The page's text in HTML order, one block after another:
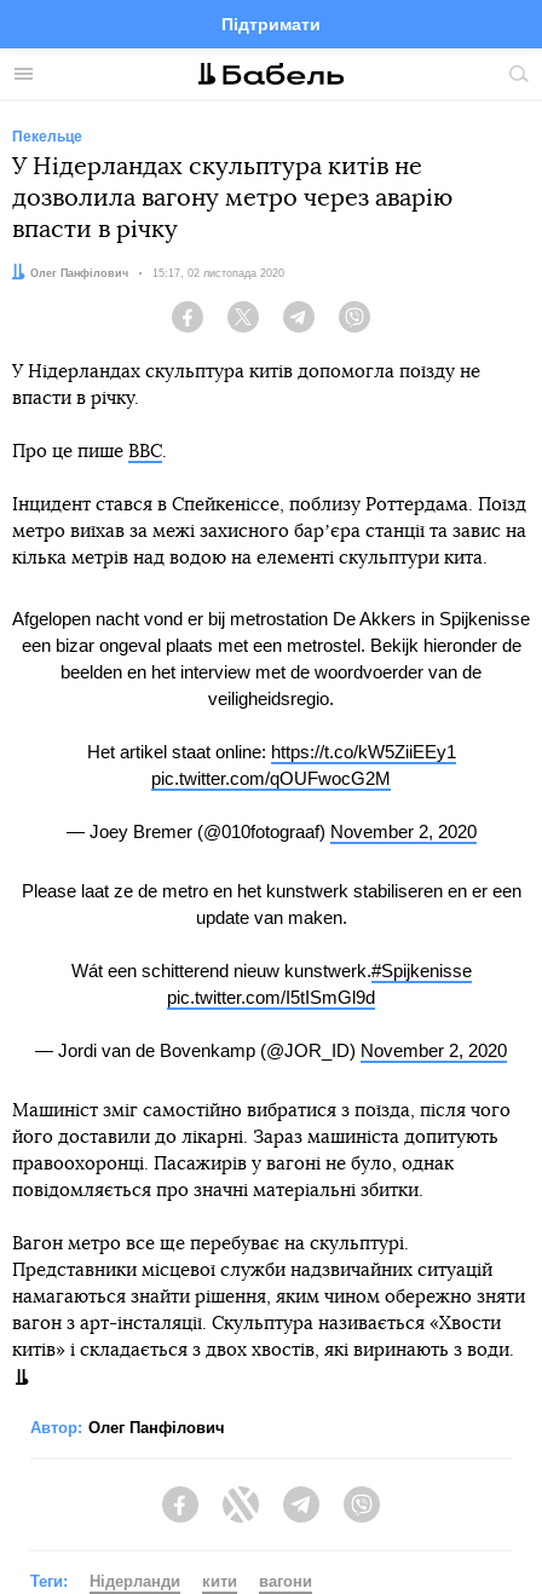
Меню
Підтримати
FacebookTelegramTwitter
Пекельце
У Нідерландах скульптура китів не
дозволила вагону метро через аварію
впасти в річку
Автор:
Олег Панфілович Дата:
15:17, 02 листопада 2020
Facebook Twitter Telegram
У Нідерландах скульптура китів допомогла поїзду не
впасти в річку.
Про це пише BBC.
Інцидент стався в Спейкеніссе, поблизу Роттердама. Поїзд
метро виїхав за межі захисного барʼєра станції та завис на
кілька метрів над водою на елементі скульптури кита.
Afgelopen nacht vond er bij metrostation De Akkers in Spijkenisse
een bizar ongeval plaats met een metrostel. Bekijk hieronder de
beelden en het interview met de woordvoerder van de
veiligheidsregio.
Het artikel staat online: https://t.co/kW5ZiiEEy1
pic.twitter.com/qOUFwocG2M
— Joey Bremer (@010fotograaf) November 2, 2020
Please laat ze de metro en het kunstwerk stabiliseren en er een
update van maken.
Wát een schitterend nieuw kunstwerk.#Spijkenisse
pic.twitter.com/I5tISmGl9d
— Jordi van de Bovenkamp (@JOR_ID) November 2, 2020
Машиніст зміг самостійно вибратися з поїзда, після чого
його доставили до лікарні. Зараз машиніста допитують
правоохоронці. Пасажирів у вагоні не було, однак
повідомляється про значні матеріальні збитки.
Вагон метро все ще перебуває на скульптурі.
Представники місцевої служби надзвичайних ситуацій
намагаються знайти рішення, яким чином обережно зняти
вагон з арт-інсталяції. Скульптура називається «Хвости
китів» і складається з двох хвостів, які виринають з води.
Автор: Олег Панфілович
FacebookTwitter Telegram
Теги: Нідерланди кити вагони